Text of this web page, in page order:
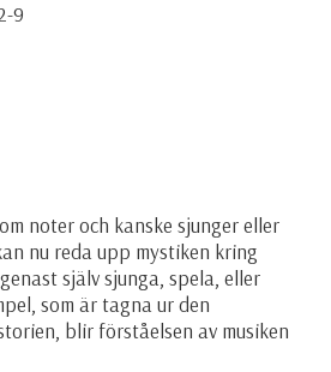
9
noter och kanske sjunger eller
nu reda upp mystiken kring
själv sjunga, spela, eller
som är tagna ur den
blir förståelsen av musiken